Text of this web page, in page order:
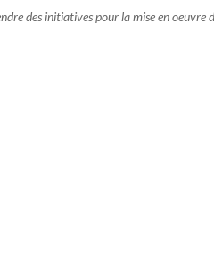
des initiatives pour la mise en oeuvre